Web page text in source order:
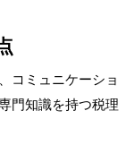
コミュニケーショ
門知識を持つ税理